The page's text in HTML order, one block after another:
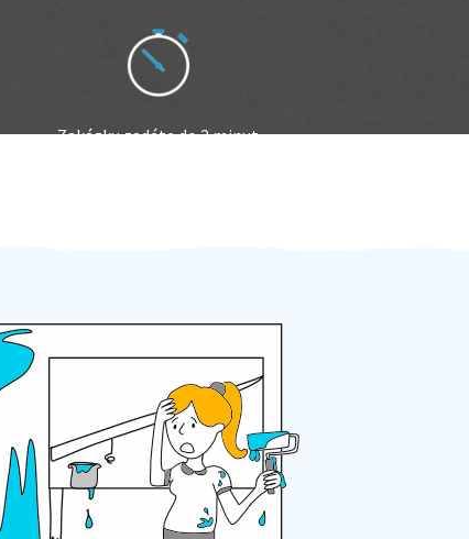
Zakázku zadáte do 2 minut